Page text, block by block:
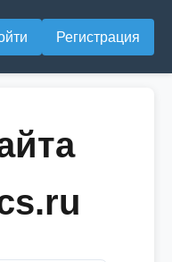
Регистрация